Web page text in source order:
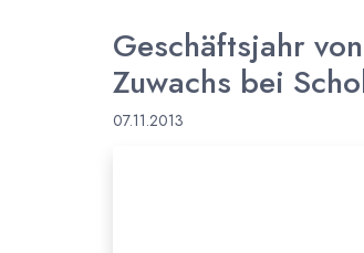
Geschäftsjahr
Zuwachs bei
07.11.2013